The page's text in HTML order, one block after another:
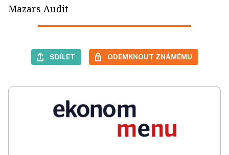
Mazars Audit
SDÍLET ODEMKNOUT ZNÁMÉMU